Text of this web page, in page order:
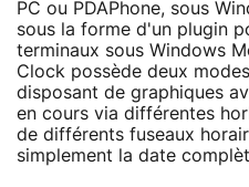
PC ou PDAPhone, sous
sous la forme d'un plugin
terminaux sous Windows
Clock possède deux
disposant de graphiques
en cours via différentes
de différents fuseaux
simplement la date